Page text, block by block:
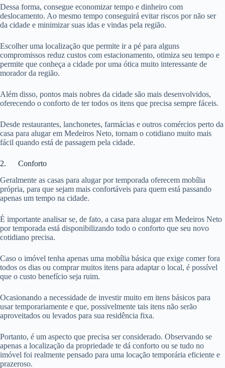
Dessa forma, consegue economizar tempo e dinheiro com
deslocamento. Ao mesmo tempo conseguirá evitar riscos por não ser
da cidade e minimizar suas idas e vindas pela região.
Escolher uma localização que permite ir a pé para alguns
compromissos reduz custos com estacionamento, otimiza seu tempo e
permite que conheça a cidade por uma ótica muito interessante de
morador da região.
Além disso, pontos mais nobres da cidade são mais desenvolvidos,
oferecendo o conforto de ter todos os itens que precisa sempre fáceis.
Desde restaurantes, lanchonetes, farmácias e outros comércios perto da
casa para alugar em Medeiros Neto, tornam o cotidiano muito mais
fácil quando está de passagem pela cidade.
2. Conforto
Geralmente as casas para alugar por temporada oferecem mobília
própria, para que sejam mais confortáveis para quem está passando
apenas um tempo na cidade.
É importante analisar se, de fato, a casa para alugar em Medeiros Neto
por temporada está disponibilizando todo o conforto que seu novo
cotidiano precisa.
Caso o imóvel tenha apenas uma mobília básica que exige comer fora
todos os dias ou comprar muitos itens para adaptar o local, é possível
que o custo benefício seja ruim.
Ocasionando a necessidade de investir muito em itens básicos para
usar temporariamente e que, possivelmente tais itens não serão
aproveitados ou levados para sua residência fixa.
Portanto, é um aspecto que precisa ser considerado. Observando se
apenas a localização da propriedade te dá conforto ou se tudo no
imóvel foi realmente pensado para uma locação temporária eficiente e
prazeroso.